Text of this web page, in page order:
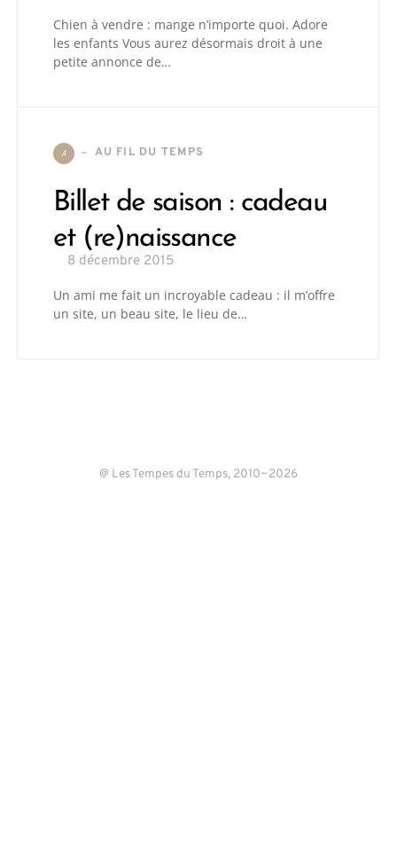
Chien à vendre : mange n’importe quoi. Adore
les enfants Vous aurez désormais droit à une
petite annonce de…
A AU FIL DU TEMPS
Billet de saison : cadeau
et (re)naissance
8 décembre 2015
Un ami me fait un incroyable cadeau : il m’offre
un site, un beau site, le lieu de…
@ Les Tempes du Temps, 2010~2026